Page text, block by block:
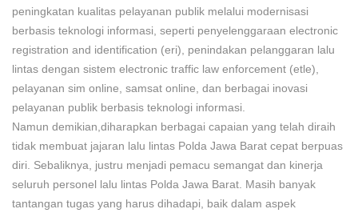
peningkatan kualitas pelayanan publik melalui modernisasi
berbasis teknologi informasi, seperti penyelenggaraan electronic
registration and identification (eri), penindakan pelanggaran lalu
lintas dengan sistem electronic traffic law enforcement (etle),
pelayanan sim online, samsat online, dan berbagai inovasi
pelayanan publik berbasis teknologi informasi.
Namun demikian,diharapkan berbagai capaian yang telah diraih
tidak membuat jajaran lalu lintas Polda Jawa Barat cepat berpuas
diri. Sebaliknya, justru menjadi pemacu semangat dan kinerja
seluruh personel lalu lintas Polda Jawa Barat. Masih banyak
tantangan tugas yang harus dihadapi, baik dalam aspek